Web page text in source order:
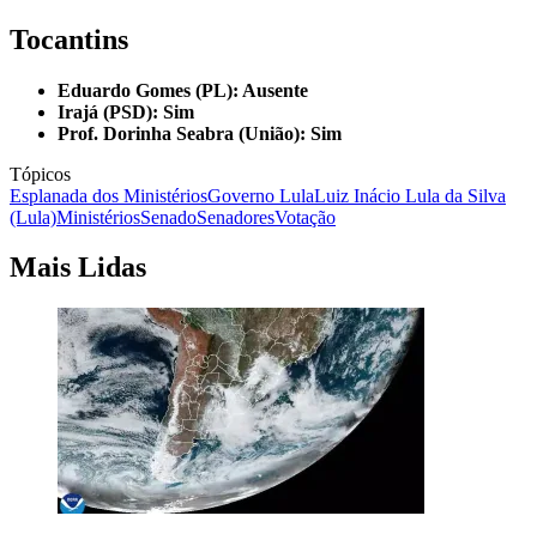
Tocantins
Eduardo Gomes (PL): Ausente
Irajá (PSD): Sim
Prof. Dorinha Seabra (União): Sim
Tópicos
Esplanada dos MinistériosGoverno LulaLuiz Inácio Lula da Silva
(Lula)MinistériosSenadoSenadoresVotação
Mais Lidas